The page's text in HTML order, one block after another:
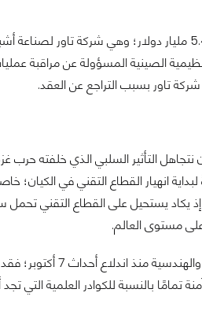
وأقدمت إنتل أيضًا في عام 2023 لشراء شركة تابعة لدولة الاحتلال بقيمة 5.4 مليار
الصينية المسؤولة عن مراقبة
التأثير السلبي الذي خلفته حرب
انهيار القطاع التقني في الكيان؛
يكاد يستحيل على القطاع التقني
مستوى العالم.
ورأى البعض أيضًا أن هذه القرارات ناتجةً عن
تمامًا بالنسبة للكوادر العلمية التي